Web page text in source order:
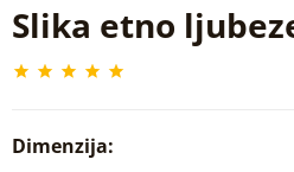
Slika etno
Dimenzija: